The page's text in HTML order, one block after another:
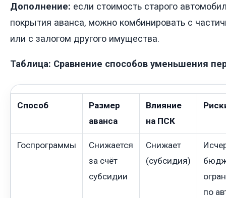
Дополнение: если стоимость старого
покрытия аванса, можно комбинировать с
или с залогом другого имущества.
Таблица: Сравнение способов уменьшения
Способ
Размер
аванса
Влияние
на ПСК
Госпрограммы
Снижается
за счёт
субсидии
Снижает
(субсидия)
по